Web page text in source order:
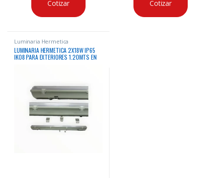
Cotizar Cotizar
Luminaria Hermetica
LUMINARIA HERMETICA 2X18W IP65
IK08 PARA EXTERIORES 1.20MTS EN